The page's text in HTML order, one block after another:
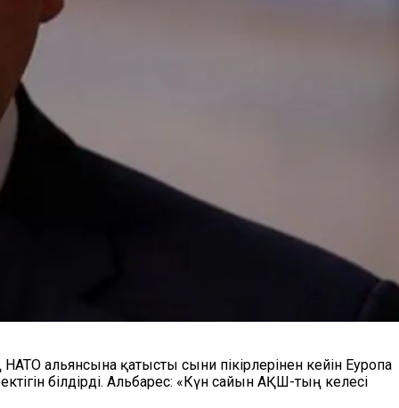
альянсына қатысты сыни пікірлерінен кейін Еуропа
білдірді. Альбарес: «Күн сайын АҚШ-тың келесі